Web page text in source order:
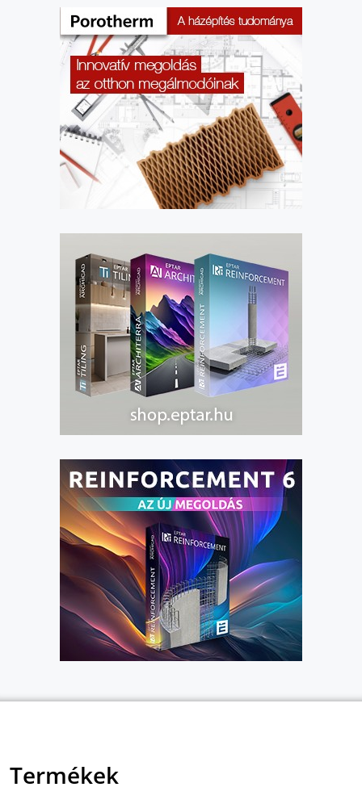
Termékek